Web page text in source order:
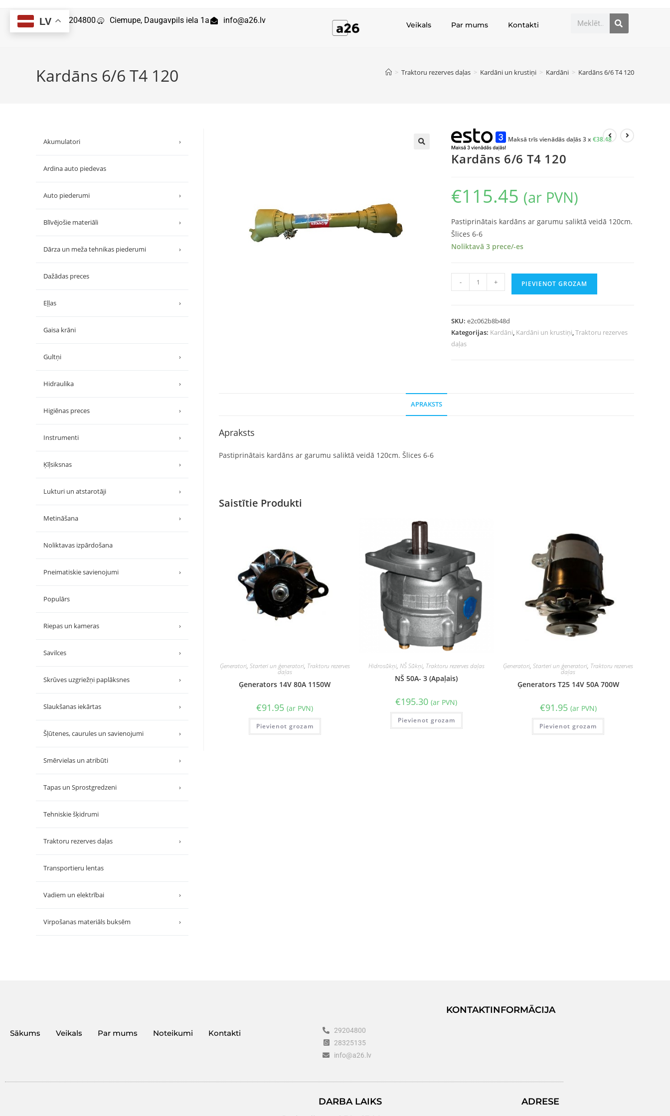
29204800 Ciemupe, Daugavpils iela 1a info@a26.lv Veikals Par mums Kontakti
Kardāns 6/6 T4 120 > Traktoru rezerves daļas > Kardāni un krustiņi > Kardāni > Kardāns 6/6 T4 120
Maksā trīs vienādās daļās 3 x€38.48
Kardāns 6/6 T4 120
€115.45 (ar PVN)
Pastiprinātais kardāns ar garumu saliktā veidā 120cm.
Šlices 6-6
Noliktavā 3 prece/-es
- + PIEVIENOT GROZAM
SKU:e2c062b8b48d
Kategorijas: Kardāni, Kardāni un krustiņi,Traktoru rezerves
daļas
APRAKSTS
Apraksts
Pastiprinātais kardāns ar garumu saliktā veidā 120cm. Šlices 6-6
Saistītie Produkti
Ģeneratori, Starteri un ģeneratori, Traktoru rezerves
daļas
Ģenerators 14V 80A 1150W
€91.95 (ar PVN)
Pievienot grozam
Hidrosūkņi, NŠ Sūkņi, Traktoru rezerves daļas
NŠ 50A- 3 (Apaļais)
€195.30 (ar PVN)
Pievienot grozam
Ģeneratori,Starteri un ģeneratori, Traktoru rezerves
daļas
Ģenerators T25 14V 50A 700W
€91.95 (ar PVN)
Pievienot grozam
Akumulatori ›
Ardina auto piedevas
Auto piederumi ›
Blīvējošie materiāli ›
Dārza un meža tehnikas piederumi ›
Dažādas preces
Eļļas ›
Gaisa krāni
Gultņi ›
Hidraulika ›
Higiēnas preces ›
Instrumenti ›
Ķīļsiksnas ›
Lukturi un atstarotāji ›
Metināšana ›
Noliktavas izpārdošana
Pneimatiskie savienojumi ›
Populārs
Riepas un kameras ›
Savilces ›
Skrūves uzgriežņi paplāksnes ›
Slaukšanas iekārtas ›
Šļūtenes, caurules un savienojumi ›
Smērvielas un atribūti ›
Tapas un Sprostgredzeni ›
Tehniskie šķidrumi
Traktoru rezerves daļas ›
Transportieru lentas
Vadiem un elektrībai ›
Virpošanas materiāls buksēm ›
Sākums Veikals Par mums Noteikumi Kontakti
KONTAKTINFORMĀCIJA
29204800
28325135
info@a26.lv
DARBA LAIKS ADRESE
LV